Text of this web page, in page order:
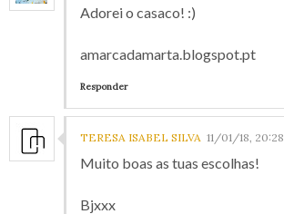
Adorei o casaco! :)
amarcadamarta.blogspot.pt
Responder
TERESA ISABEL SILVA 11/01/18, 20:28
Muito boas as tuas escolhas!
Bjxxx